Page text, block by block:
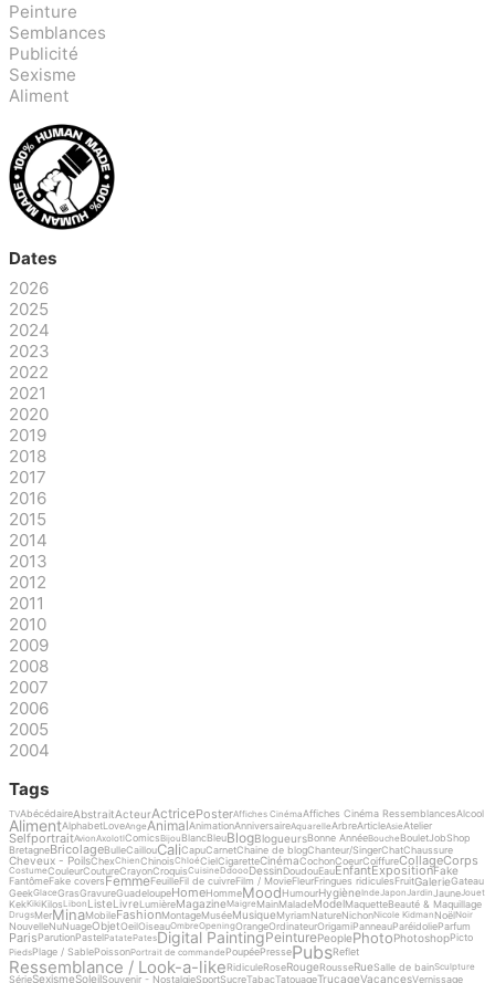
Peinture
Semblances
Publicité
Sexisme
Aliment
Dates
2026
2025
2024
2023
2022
2021
2020
2019
2018
2017
2016
2015
2014
2013
2012
2011
2010
2009
2008
2007
2006
2005
2004
Tags
TVAbécédaireAbstraitActeurActricePosterAffiches CinémaAffiches Cinéma RessemblancesAlcool
AlimentAlphabetLoveAngeAnimalAnimationAnniversaireAquarelleArbreArticleAsieAtelier
SelfportraitAvionAxolotlComicsBijou BlancBleuBlogBlogueursBonne AnnéeBouche BouletJobShop
BretagneBricolageBulleCaillouCaliCapuCarnetChaine de blogChanteur/SingerChatChaussure
Cheveux - PoilsChexChienChinoisChloéCielCigaretteCinémaCochonCoeurCoiffureCollageCorps
CostumeCouleurCoutureCrayonCroquisCuisineDdoooDessinDoudouEauEnfantExpositionFake
FantômeFake coversFemmeFeuilleFil de cuivreFilm / MovieFleurFringues ridiculesFruitGalerieGateau
GeekGlaceGrasGravureGuadeloupeHomeHommeMoodHumourHygièneIndeJaponJardinJauneJouet
KekKikiKilosLibon ListeLivreLumièreMagazineMaigre MainMaladeModelMaquetteBeauté & Maquillage
DrugsMerMinaMobileFashionMontageMuséeMusiqueMyriamNatureNichonNicole Kidman NoëlNoir
NouvelleNuNuageObjetOeilOiseauOmbreOpeningOrangeOrdinateurOrigamiPanneauParéidolieParfum
ParisParutionPastel PatatePatesDigital PaintingPeinturePeoplePhotoPhotoshopPicto
PiedsPlage / SablePoissonPortrait de commande PoupéePressePubsReflet
Ressemblance / Look-a-likeRidiculeRoseRougeRousseRueSalle de bainSculpture
SérieSexismeSoleilSouvenir - NostalgieSportSucreTabacTatouageTrucageVacancesVernissage